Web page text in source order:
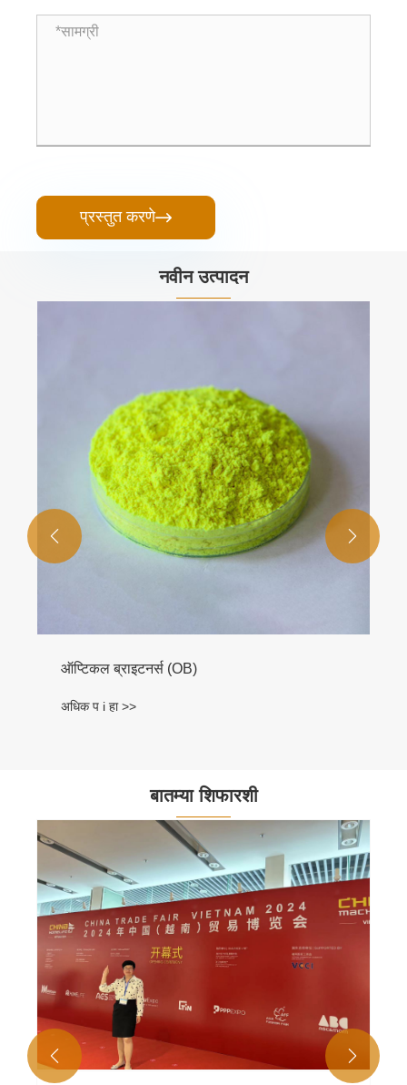
प्रस्तुत करणे
नवीन उत्पादन
ऑप्टिकल ब्राइटनर्स (OB)
अधिक प i हा >>
 
बातम्या शिफारशी
 